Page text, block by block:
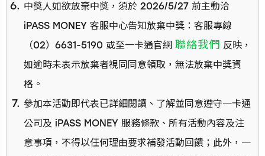
中獎人如欲放棄中獎，須於 2026/5/27 前主動洽
iPASS MONEY 客服中心告知放棄中獎：客服專線
（02）6631-5190 或至一卡通官網 聯絡我們 反映，
如逾時未表示放棄者視同同意領取，無法放棄中獎資
格。
參加本活動即代表已詳細閱讀、了解並同意遵守一卡通
公司及 iPASS MONEY 服務條款、所有活動內容及注
意事項，不得以任何理由要求補發活動回饋；此外，一